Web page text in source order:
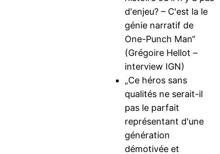
d'enjeu? – C'est la le
génie narratif de
One-Punch Man“
(Grégoire Hellot –
interview IGN)
„Ce héros sans
qualités ne serait-il
pas le parfait
représentant d'une
génération
démotivée et